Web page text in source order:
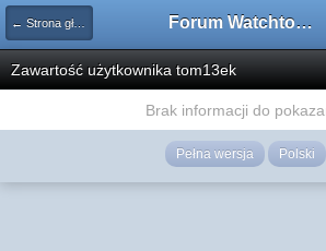
← Strona główna Forum Watchtower
Zawartość użytkownika tom13ek
Brak informacji do
Pełna wersja Polski